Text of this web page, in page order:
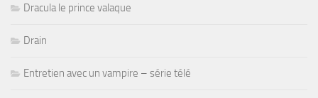
Dracula le prince valaque
Drain
Entretien avec un vampire – série télé